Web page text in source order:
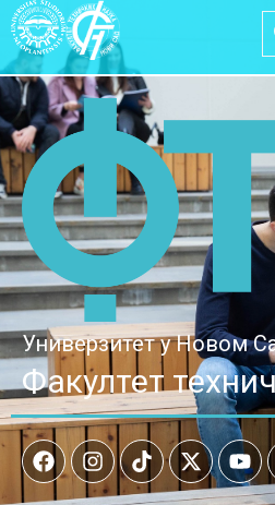
Универзитет у Новом
Факултет